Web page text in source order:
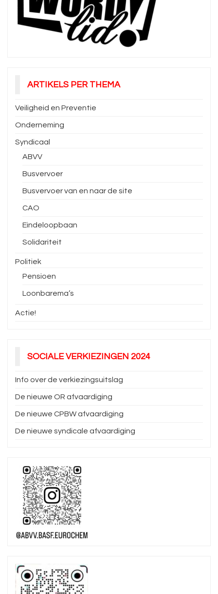
ARTIKELS PER THEMA
Veiligheid en Preventie
Onderneming
Syndicaal
ABVV
Busvervoer
Busvervoer van en naar de site
CAO
Eindeloopbaan
Solidariteit
Politiek
Pensioen
Loonbarema’s
Actie!
SOCIALE VERKIEZINGEN 2024
Info over de verkiezingsuitslag
De nieuwe OR afvaardiging
De nieuwe CPBW afvaardiging
De nieuwe syndicale afvaardiging